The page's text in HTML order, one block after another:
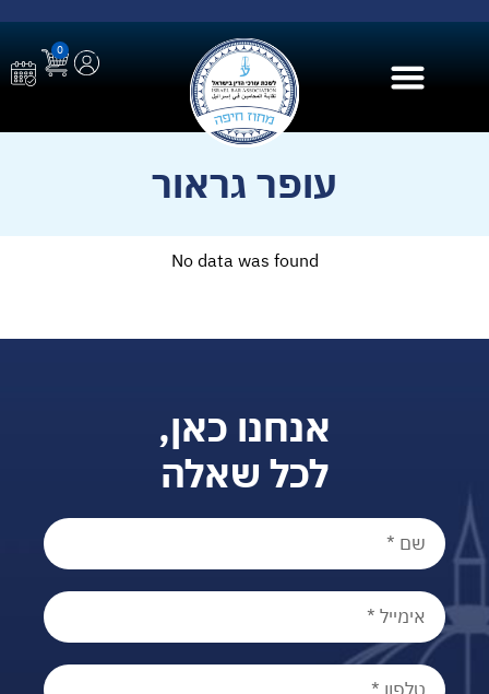
0
עופר גראור
No data was found
אנחנו כאן,
לכל שאלה